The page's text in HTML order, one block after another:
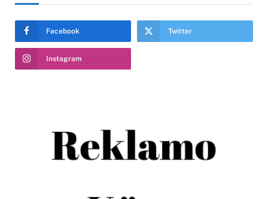
Facebook Twitter
Instagram